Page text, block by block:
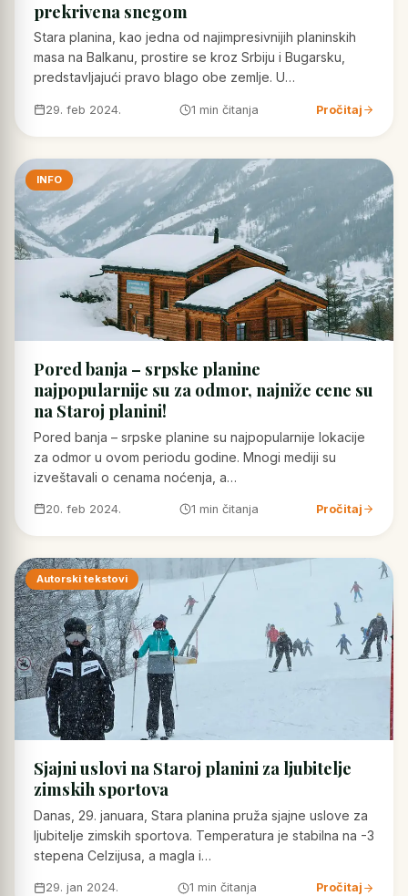
prekrivena snegom
Stara planina, kao jedna od najimpresivnijih planinskih
masa na Balkanu, prostire se kroz Srbiju i Bugarsku,
predstavljajući pravo blago obe zemlje. U…
29. feb 2024. 1 min čitanja Pročitaj
INFO
Pored banja – srpske planine
najpopularnije su za odmor, najniže cene su
na Staroj planini!
Pored banja – srpske planine su najpopularnije lokacije
za odmor u ovom periodu godine. Mnogi mediji su
izveštavali o cenama noćenja, a…
20. feb 2024. 1 min čitanja Pročitaj
Autorski tekstovi
Sjajni uslovi na Staroj planini za ljubitelje
zimskih sportova
Danas, 29. januara, Stara planina pruža sjajne uslove za
ljubitelje zimskih sportova. Temperatura je stabilna na -3
stepena Celzijusa, a magla i…
29. jan 2024. 1 min čitanja Pročitaj